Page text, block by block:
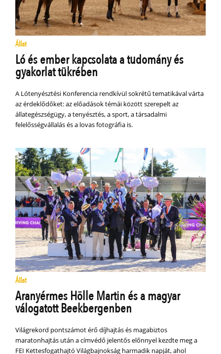
Állat
Ló és ember kapcsolata a tudomány és
gyakorlat tükrében
A Lótenyésztési Konferencia rendkívül sokrétű tematikával várta
az érdeklődőket: az előadások témái között szerepelt az
állategészségügy, a tenyésztés, a sport, a társadalmi
felelősségvállalás és a lovas fotográfia is.
Állat
Aranyérmes Hölle Martin és a magyar
válogatott Beekbergenben
Világrekord pontszámot érő díjhajtás és magabiztos
maratonhajtás után a címvédő jelentős előnnyel kezdte meg a
FEI Kettesfogathajtó Világbajnokság harmadik napját, ahol